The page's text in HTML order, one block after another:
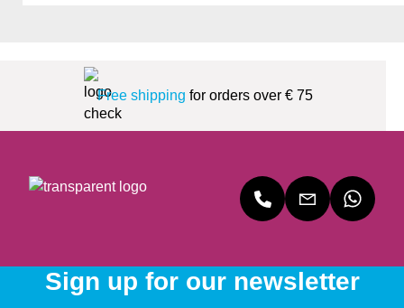
Free shipping for orders over € 75
Sign up for our newsletter